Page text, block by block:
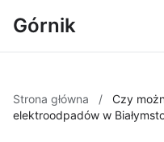
Górnik
Strona główna /
Czy
elektroodpadów w